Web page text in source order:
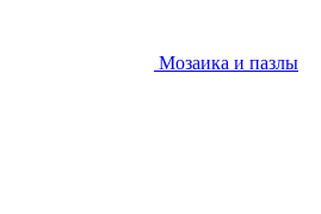
Мозаика и пазлы